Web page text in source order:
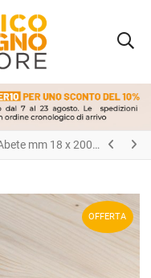
mm 18 x 200 x 1000
OFFERTA